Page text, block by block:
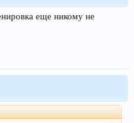
еще никому не